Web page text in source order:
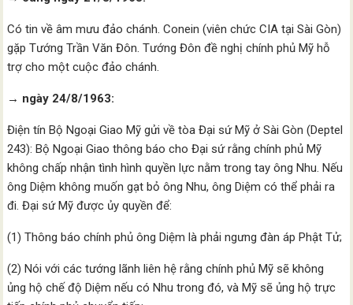
Có tin về âm mưu đảo chánh. Conein (viên chức CIA tại Sài Gòn)
gặp Tướng Trần Văn Đôn. Tướng Đôn đề nghị chính phủ Mỹ hỗ
trợ cho một cuộc đảo chánh.
→ ngày 24/8/1963:
Điện tín Bộ Ngoại Giao Mỹ gửi về tòa Đại sứ Mỹ ở Sài Gòn (Deptel
243): Bộ Ngoại Giao thông báo cho Đại sứ rằng chính phủ Mỹ
không chấp nhận tình hình quyền lực nằm trong tay ông Nhu. Nếu
ông Diệm không muốn gạt bỏ ông Nhu, ông Diệm có thể phải ra
đi. Đại sứ Mỹ được ủy quyền để:
(1) Thông báo chính phủ ông Diệm là phải ngưng đàn áp Phật Tử;
(2) Nói với các tướng lãnh liên hệ rằng chính phủ Mỹ sẽ không
ủng hộ chế độ Diệm nếu có Nhu trong đó, và Mỹ sẽ ủng hộ trực